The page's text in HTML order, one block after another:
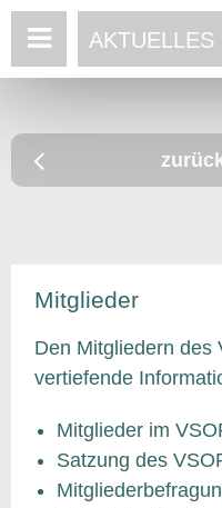
AKTUELLES
Mitglieder
Den Mitgliedern des
vertiefende
Mitglieder im
Satzung des